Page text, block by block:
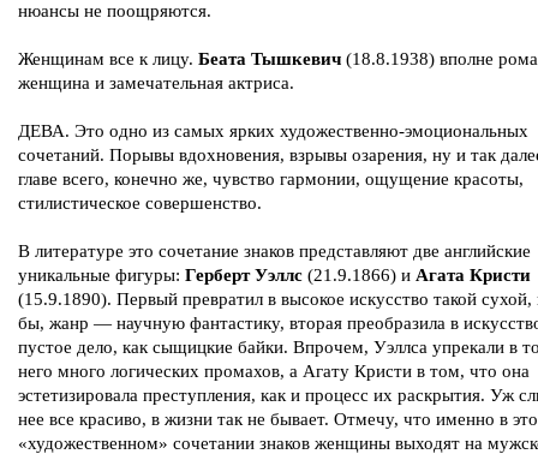
нюансы не поощряются.
Женщинам все к лицу. Беата Тышкевич (18.8.1938) вполне
женщина и замечательная актриса.
ДЕВА. Это одно из самых ярких художественно-эмоциональных
сочетаний. Порывы вдохновения, взрывы озарения, ну и так
главе всего, конечно же, чувство гармонии, ощущение красоты,
стилистическое совершенство.
В литературе это сочетание знаков представляют две английские
уникальные фигуры: Герберт Уэллс (21.9.1866) и Агата Кристи
(15.9.1890). Первый превратил в высокое искусство такой сухой,
бы, жанр — научную фантастику, вторая преобразила в
пустое дело, как сыщицкие байки. Впрочем, Уэллса упрекали в
него много логических промахов, а Агату Кристи в том, что она
эстетизировала преступления, как и процесс их раскрытия. Уж
нее все красиво, в жизни так не бывает. Отмечу, что именно в
«художественном» сочетании знаков женщины выходят на